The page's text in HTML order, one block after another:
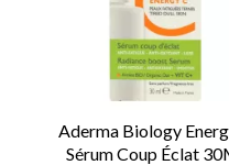
Aderma Biology
Sérum Coup Éclat